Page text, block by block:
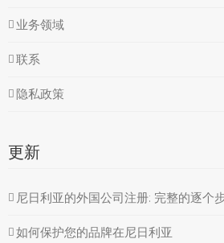
业务领域
联系
隐私政策
更新
尼日利亚的外国公司注册: 完整的逐个
如何保护您的品牌在尼日利亚